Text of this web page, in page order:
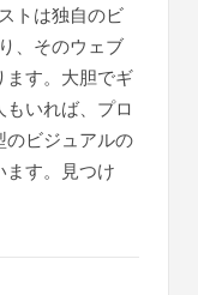
トは独自のビ
、そのウェブ
す。大胆でギ
いれば、プロ
のビジュアルの
す。見つけ